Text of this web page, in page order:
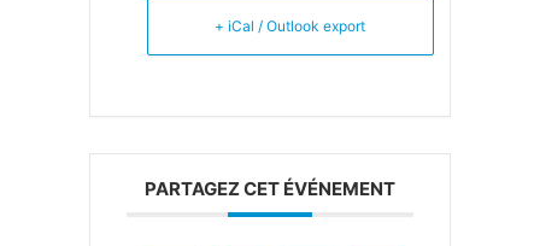
+ iCal / Outlook export
PARTAGEZ CET ÉVÉNEMENT